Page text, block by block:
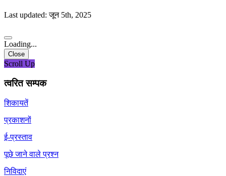
Last updated: जून 5th, 2025
Loading...
Close
Scroll Up
त्वरित सम्पक
शिकायतें
प्रकाशनों
ई-प्रस्ताव
पूछे जाने वाले प्रश्न
निविदाएं